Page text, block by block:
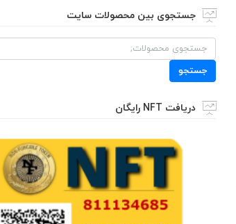
جستجوی بین محصولات سایت
جستجو
برای:
جستجو
دریافت NFT رایگان